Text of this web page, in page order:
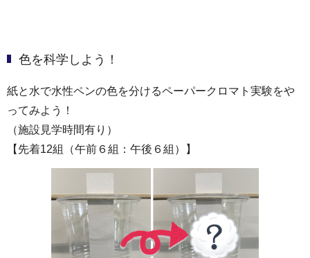
色を科学しよう！
紙と水で水性ペンの色を分けるペーパークロマト実験をや
ってみよう！
（施設見学時間有り）
【先着12組（午前６組：午後６組）】